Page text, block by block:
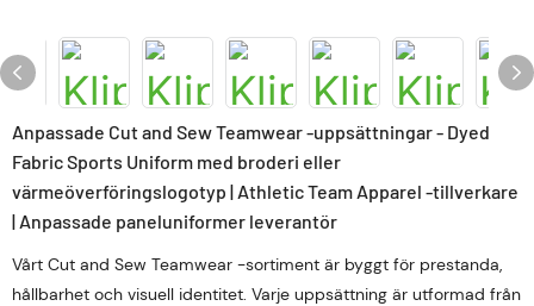
Anpassade Cut and Sew Teamwear -uppsättningar - Dyed
Fabric Sports Uniform med broderi eller
värmeöverföringslogotyp | Athletic Team Apparel -tillverkare
| Anpassade paneluniformer leverantör
Vårt Cut and Sew Teamwear -sortiment är byggt för prestanda,
hållbarhet och visuell identitet. Varje uppsättning är utformad från